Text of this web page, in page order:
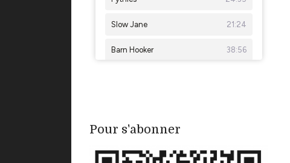
Pour s'abonner